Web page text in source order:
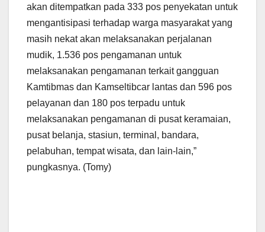
akan ditempatkan pada 333 pos penyekatan untuk
mengantisipasi terhadap warga masyarakat yang
masih nekat akan melaksanakan perjalanan
mudik, 1.536 pos pengamanan untuk
melaksanakan pengamanan terkait gangguan
Kamtibmas dan Kamseltibcar lantas dan 596 pos
pelayanan dan 180 pos terpadu untuk
melaksanakan pengamanan di pusat keramaian,
pusat belanja, stasiun, terminal, bandara,
pelabuhan, tempat wisata, dan lain-lain,”
pungkasnya. (Tomy)